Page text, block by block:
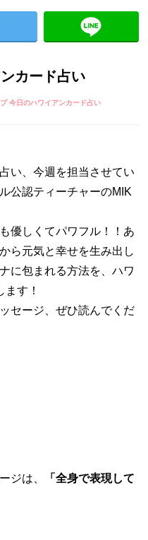
カード占い
今日のハワイアンカード占い
い、今週を担当させてい
公認ティーチャーのMIK
優しくてパワフル！！あ
ら元気と幸せを生み出し
に包まれる方法を、ハワ
す！
セージ、ぜひ読んでくだ
ジは、
「全身で表現して